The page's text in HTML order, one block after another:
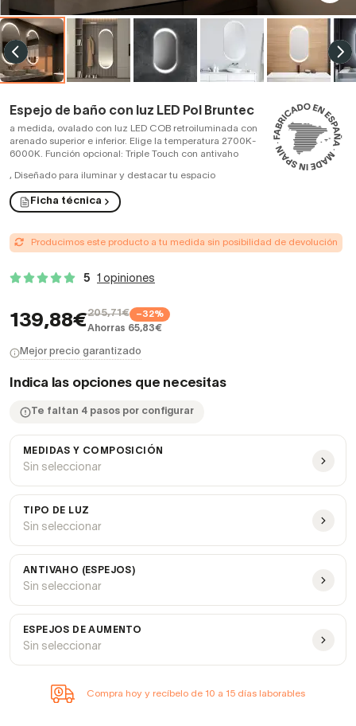
Espejo de baño con luz LED Pol Bruntec
a medida, ovalado con luz LED COB retroiluminada con
arenado superior e inferior. Elige la temperatura 2700K-
6000K. Función opcional: Triple Touch con antivaho
, Diseñado para iluminar y destacar tu espacio
Ficha técnica
Producimos este producto a tu medida sin posibilidad de devolución
5 1 opiniones
139,88€205,71€ −32%
Ahorras 65,83€
Mejor precio garantizado
Indica las opciones que necesitas
Te faltan 4 pasos por configurar
MEDIDAS Y COMPOSICIÓN
Sin seleccionar
TIPO DE LUZ
Sin seleccionar
ANTIVAHO (ESPEJOS)
Sin seleccionar
ESPEJOS DE AUMENTO
Sin seleccionar
Compra hoy y recíbelo de 10 a 15 días laborables